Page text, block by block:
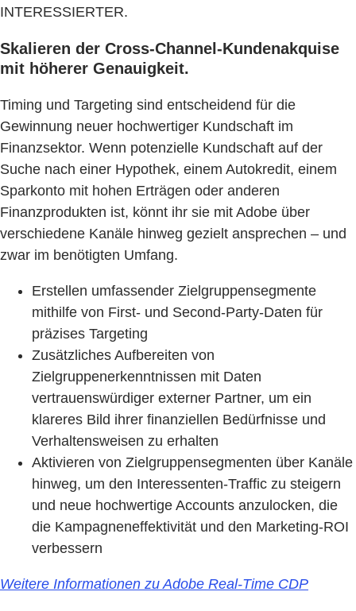
INTERESSIERTER.
Skalieren der Cross-Channel-Kundenakquise
mit höherer Genauigkeit.
Timing und Targeting sind entscheidend für die
Gewinnung neuer hochwertiger Kundschaft im
Finanzsektor. Wenn potenzielle Kundschaft auf der
Suche nach einer Hypothek, einem Autokredit, einem
Sparkonto mit hohen Erträgen oder anderen
Finanzprodukten ist, könnt ihr sie mit Adobe über
verschiedene Kanäle hinweg gezielt ansprechen – und
zwar im benötigten Umfang.
Erstellen umfassender Zielgruppensegmente
mithilfe von First- und Second-Party-Daten für
präzises Targeting
Zusätzliches Aufbereiten von
Zielgruppenerkenntnissen mit Daten
vertrauenswürdiger externer Partner, um ein
klareres Bild ihrer finanziellen Bedürfnisse und
Verhaltensweisen zu erhalten
Aktivieren von Zielgruppensegmenten über Kanäle
hinweg, um den Interessenten-Traffic zu steigern
und neue hochwertige Accounts anzulocken, die
die Kampagneneffektivität und den Marketing-ROI
verbessern
Weitere Informationen zu Adobe Real-Time CDP